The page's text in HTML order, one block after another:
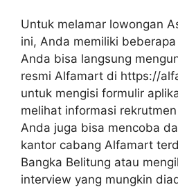
Untuk melamar lowongan
ini, Anda memiliki
Anda bisa langsung
resmi Alfamart di https://
untuk mengisi formulir
melihat informasi
Anda juga bisa mencoba
kantor cabang Alfamart
Bangka Belitung atau
interview yang mungkin